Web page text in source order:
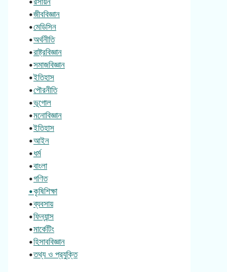
•জীববিজ্ঞান
•মেডিসিন
•অর্থনীতি
•রাষ্ট্রবিজ্ঞান
•সমাজবিজ্ঞান
•ইতিহাস
•পৌরনীতি
•ভূগোল
•মনোবিজ্ঞান
•ইতিহাস
•আইন
•ধর্ম
•বাংলা
•গণিত
•কৃষিশিক্ষা
•ব্যবসায়
•ফিন্যান্স
•মার্কেটিং
•হিসাববিজ্ঞান
•তথ্য ও প্রযুক্তি